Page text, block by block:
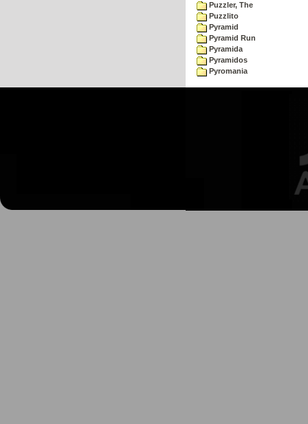
Puzzler, The
Puzzlito
Pyramid
Pyramid Run
Pyramida
Pyramidos
Pyromania